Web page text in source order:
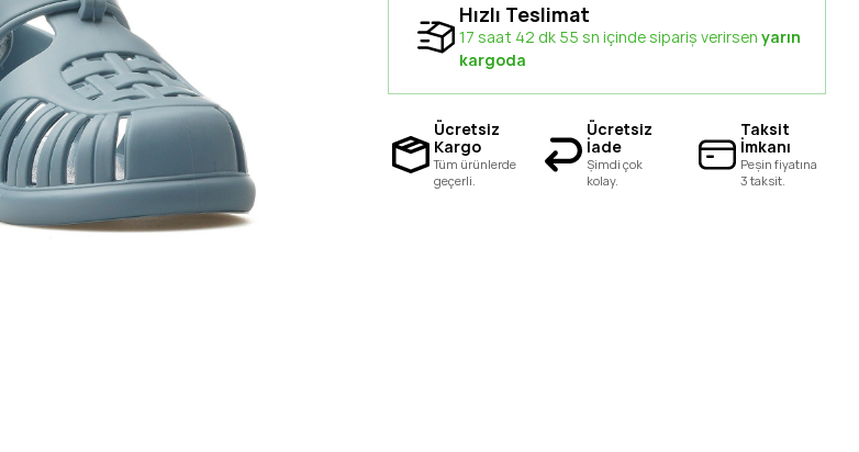
Hızlı Teslimat
17 saat 42 dk 54 sn içinde sipariş verirsen yarın
kargoda
Ücretsiz
Kargo
Tüm ürünlerde
geçerli.
Ücretsiz
İade
Şimdi çok
kolay.
Taksit
İmkanı
Peşin fiyatına
3 taksit.